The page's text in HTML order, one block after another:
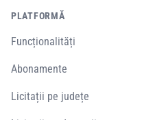
PLATFORMĂ
Funcționalități
Abonamente
Licitații pe județe